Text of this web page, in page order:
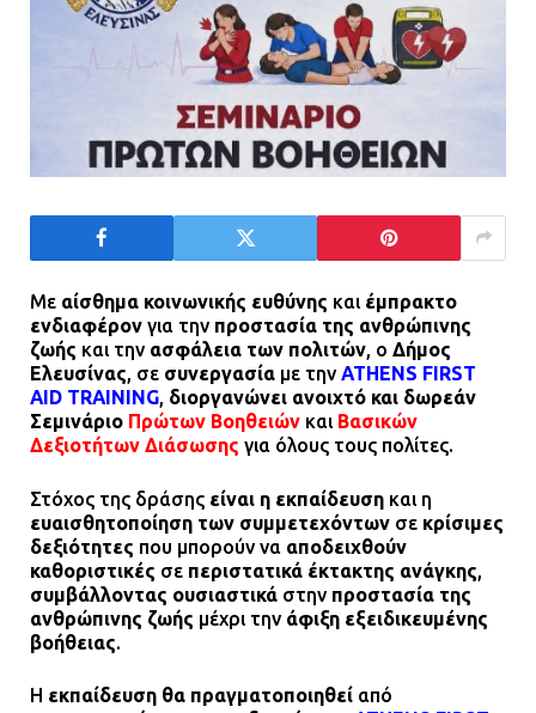
Με αίσθημα κοινωνικής ευθύνης και έμπρακτο
ενδιαφέρον για την προστασία της ανθρώπινης
ζωής και την ασφάλεια των πολιτών, ο Δήμος
Ελευσίνας, σε συνεργασία με την ATHENS FIRST
AID TRAINING, διοργανώνει ανοιχτό και δωρεάν
Σεμινάριο Πρώτων Βοηθειών και Βασικών
Δεξιοτήτων Διάσωσης για όλους τους πολίτες.
Στόχος της δράσης είναι η εκπαίδευση και η
ευαισθητοποίηση των συμμετεχόντων σε κρίσιμες
δεξιότητες που μπορούν να αποδειχθούν
καθοριστικές σε περιστατικά έκτακτης ανάγκης,
συμβάλλοντας ουσιαστικά στην προστασία της
ανθρώπινης ζωής μέχρι την άφιξη εξειδικευμένης
βοήθειας.
Η εκπαίδευση θα πραγματοποιηθεί από